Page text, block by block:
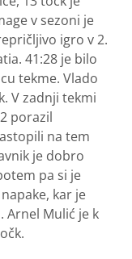
v sezoni je
igro v 2.
41:28 je bilo
tekme. Vlado
V zadnji tekmi
porazil
na tem
je dobro
pa si je
kar je
Arnel Mulić je k